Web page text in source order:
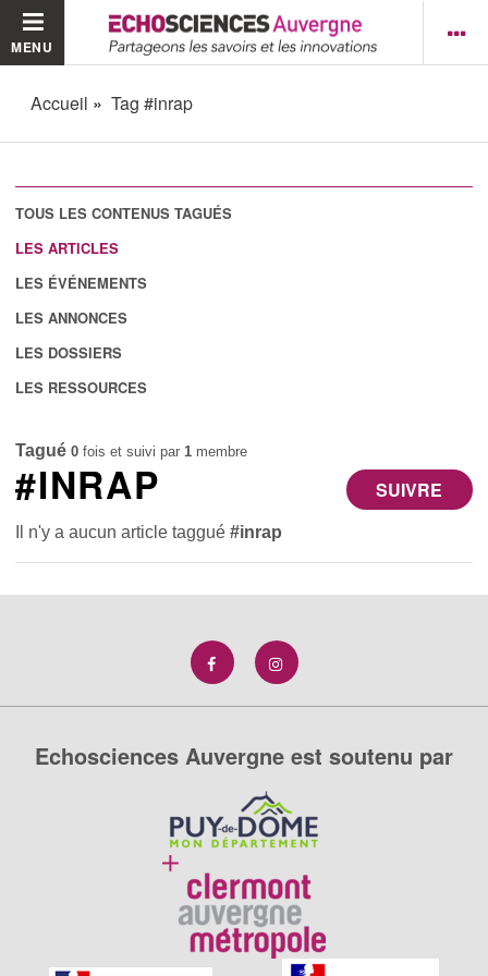
MENU
Accueil Tag #inrap
TOUS LES CONTENUS TAGUÉS
LES ARTICLES
LES ÉVÉNEMENTS
LES ANNONCES
LES DOSSIERS
LES RESSOURCES
Tagué 0 fois et suivi par 1 membre
SUIVRE
#INRAP
Il n'y a aucun article taggué#inrap
Echosciences Auvergne est soutenu par